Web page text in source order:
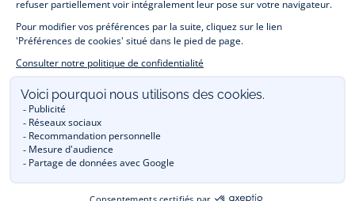
notre collection Outlet toute l’année. Guettez les
vêtements enfant à prix tout ronds. Adhérez au programme de Fidélité
Jacadi afin de profiter des
ventes privées
. Retrouvez la collection
Les Essentiels
et ses vêtements emblématiques aux couleurs de la
marque. Pour passer l’automne et l’hiver au chaud, Jacadi vous propose
une collection de manteaux bébé et enfant
Un mariage, un baptême, une communion de prévue ? Trouvez une
tenue de cérémonie pour votre enfant. Découvrez aussi